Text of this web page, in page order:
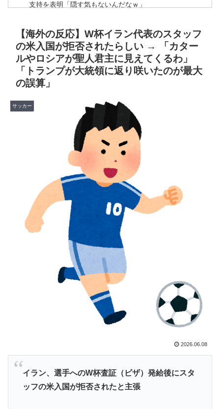
支持を表明「隠す気もないんだなｗ」
かる数字に海外が大騒ぎ
▶ フランス人「欲張りすぎだ」中村敬斗、ランス残留の可
能性を会長が示唆！移籍金が交渉の壁に..現地サポの本
音がこれ！【海外の反応】
【衝撃】韓国人「エボシ御前の声の人、若い頃がこれか
よ」
海外「親が買った覚えのないプレゼントが山積みなのに
誰も騒がない」サンタ映画最大の設定の穴…？
軽飛行機が屋根すれすれを抜けて飛行場へ、車輪を出さ
ないまま胴体着陸「これよりひどい着陸なら山ほど見て
きた」【海外の反応】
韓国人「日本メディアが大型台風13号が急カーブで韓国
方面に向かって来ると予報！」→「予想外の進路‥」
海外「全部日本の真似だったのか…」 日本の普通のテ
レビ番組が最新SNSの数十年先を行っていたと話題に
外国人「アジア杯で優勝するんだ」日本代表、W杯ポッ
ト1入りに現実味!?2030大会で出場枠「64」なら追い風
に！アメリカ人もポット1争いに熱視線！【海外の反
大地震が起きても手術をやり遂げる日本の医療チーム、
海外でも凄すぎると絶賛
韓国人「過去のW杯で韓国代表がドーピング検査をすり
▶
【MLB】化け物みたいな球を投げるクローザーを先発に
転向させないのはなんで？ → 「100mとマラソンの違
い」「先発は2－3種類の一級品の変化球が必要だから
【海外の反応】W杯イラン代表のスタッフ
の米入国が拒否されたらしい → 「カター
ルやロシアが聖人君主に見えてくるわ」
「トランプが大統領に返り咲いたのが最大
の誤算」
サッカー
2026.06.08
イラン、選手へのW杯査証（ビザ）発給後にスタ
ッフの米入国が拒否されたと主張